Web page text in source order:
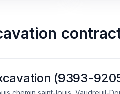
(9393-